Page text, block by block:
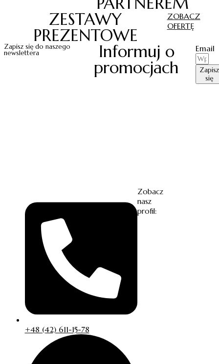
ZESTAWY
PREZENTOWE
ZOBACZ
OFERTĘ
Zapisz się do naszego
newslettera
Informuj o
promocjach
Email
Zapisz
się
+48 (42) 611-15-78
Zobacz
nasz
profil: